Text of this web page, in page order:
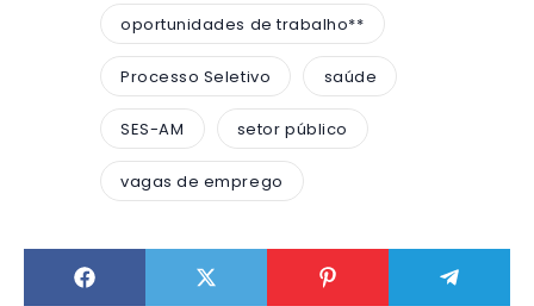
oportunidades de trabalho**
Processo Seletivo saúde
SES-AM setor público
vagas de emprego